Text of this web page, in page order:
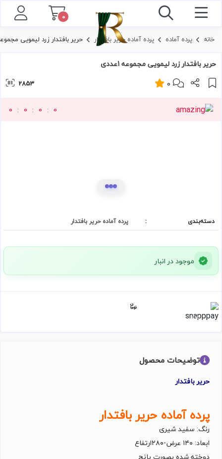
0
خانه پرده‌ آماده پرده آماده حرير بافتدار حریر بافتدار زرد لیمویی مجموعه
حریر بافتدار زرد لیمویی مجموعه 1عددی
2853
0 0 0 0
دسته‌بندی : پرده آماده حرير بافتدار
موجود در انبار
۴ قسط ماهانه. بدون سود، چک و ضامن.
توضیحات نظرات
توضیحات محصول
حریر بافتدار
پرده آماده حریر بافتدار
رنگ: سفید شیرى
ابعاد: ۱۴۰ عرض-۲۸۰ارتفاع